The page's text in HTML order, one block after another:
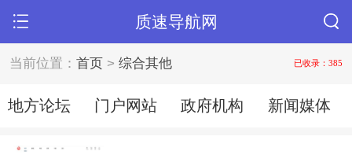
质速导航网
当前位置：首页 >综合其他 已收录：385
地方论坛 门户网站 政府机构 新闻媒体